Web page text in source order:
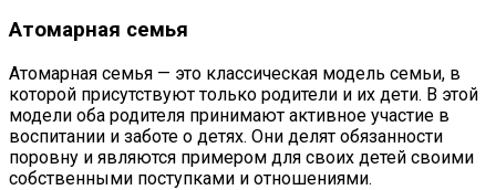
Атомарная семья
Атомарная семья — это классическая модель семьи, в
которой присутствуют только родители и их дети. В этой
модели оба родителя принимают активное участие в
воспитании и заботе о детях. Они делят обязанности
поровну и являются примером для своих детей своими
собственными поступками и отношениями.